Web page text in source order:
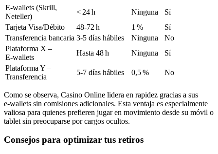
E‑wallets (Skrill,
Neteller)
< 24 h Ninguna
Sí
Tarjeta Visa/Débito
48‑72 h 1 %
Sí
Transferencia bancaria 3‑5 días hábiles Ninguna
No
Plataforma X –
E‑wallets
Hasta 48 h Ninguna
Sí
Plataforma Y –
Transferencia
5‑7 días hábiles 0,5 % No
Como se observa, Casino Online lidera en rapidez gracias a sus
e‑wallets sin comisiones adicionales. Esta ventaja es especialmente
valiosa para quienes prefieren jugar en movimiento desde su móvil o
tablet sin preocuparse por cargos ocultos.
Consejos para optimizar tus retiros